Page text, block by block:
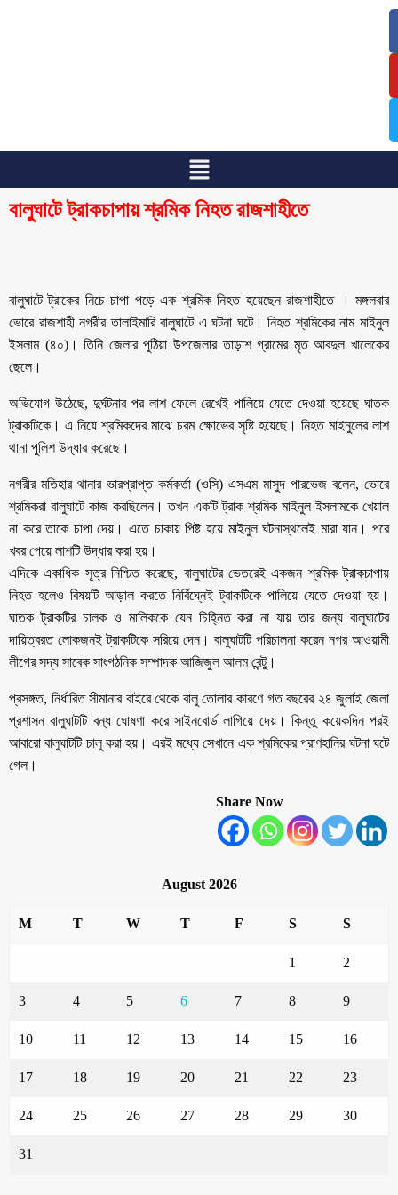
বালুঘাটে ট্রাকচাপায় শ্রমিক নিহত রাজশাহীতে
বালুঘাটে ট্রাকের নিচে চাপা পড়ে এক শ্রমিক নিহত হয়েছেন রাজশাহীতে । মঙ্গলবার
ভোরে রাজশাহী নগরীর তালাইমারি বালুঘাটে এ ঘটনা ঘটে। নিহত শ্রমিকের নাম মাইনুল
ইসলাম (৪০)। তিনি জেলার পুঠিয়া উপজেলার তাড়াশ গ্রামের মৃত আবদুল খালেকের
ছেলে।
অভিযোগ উঠেছে, দুর্ঘটনার পর লাশ ফেলে রেখেই পালিয়ে যেতে দেওয়া হয়েছে ঘাতক
ট্রাকটিকে। এ নিয়ে শ্রমিকদের মাঝে চরম ক্ষোভের সৃষ্টি হয়েছে। নিহত মাইনুলের লাশ
থানা পুলিশ উদ্ধার করেছে।
নগরীর মতিহার থানার ভারপ্রাপ্ত কর্মকর্তা (ওসি) এসএম মাসুদ পারভেজ বলেন, ভোরে
শ্রমিকরা বালুঘাটে কাজ করছিলেন। তখন একটি ট্রাক শ্রমিক মাইনুল ইসলামকে খেয়াল
না করে তাকে চাপা দেয়। এতে চাকায় পিষ্ট হয়ে মাইনুল ঘটনাস্থলেই মারা যান। পরে
খবর পেয়ে লাশটি উদ্ধার করা হয়।
এদিকে একাধিক সূত্র নিশ্চিত করেছে, বালুঘাটের ভেতরেই একজন শ্রমিক ট্রাকচাপায়
নিহত হলেও বিষয়টি আড়াল করতে নির্বিঘ্নেই ট্রাকটিকে পালিয়ে যেতে দেওয়া হয়।
ঘাতক ট্রাকটির চালক ও মালিককে যেন চিহ্নিত করা না যায় তার জন্য বালুঘাটের
দায়িত্বরত লোকজনই ট্রাকটিকে সরিয়ে দেন। বালুঘাটটি পরিচালনা করেন নগর আওয়ামী
লীগের সদ্য সাবেক সাংগঠনিক সম্পাদক আজিজুল আলম বেন্টু।
প্রসঙ্গত, নির্ধারিত সীমানার বাইরে থেকে বালু তোলার কারণে গত বছরের ২৪ জুলাই জেলা
প্রশাসন বালুঘাটটি বন্ধ ঘোষণা করে সাইনবোর্ড লাগিয়ে দেয়। কিন্তু কয়েকদিন পরই
আবারো বালুঘাটটি চালু করা হয়। এরই মধ্যে সেখানে এক শ্রমিকের প্রাণহানির ঘটনা ঘটে
গেল।
Share Now
August 2026
M T W T F S S
1 2
3 4 5 6 7 8 9
10 11 12 13 14 15 16
17 18 19 20 21 22 23
24 25 26 27 28 29 30
31